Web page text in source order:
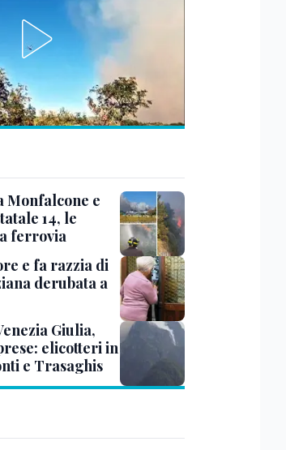
Monfalcone e
14, le
ferrovia
e fa razzia di
derubata a
Giulia,
elicotteri in
e Trasaghis